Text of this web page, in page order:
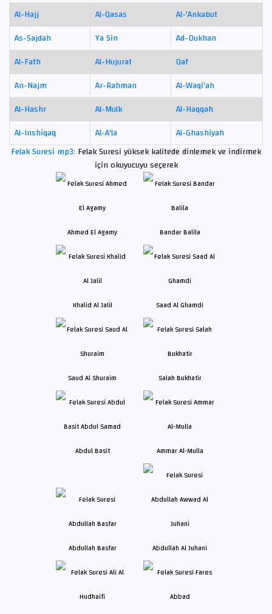
Al-Hajj
Al-Qasas
Al-'Ankabut
As-Sajdah
Ya Sin
Ad-Dukhan
Al-Fath
Al-Hujurat
Qaf
An-Najm
Ar-Rahman
Al-Waqi'ah
Al-Hashr
Al-Mulk
Al-Haqqah
Al-Inshiqaq
Al-A'la
Al-Ghashiyah
Felak Suresi mp3: Felak Suresi yüksek kalitede dinlemek ve indirmek
için okuyucuyu seçerek
Ahmed El Agamy Bandar Balila
Khalid Al Jalil Saad Al Ghamdi
Saud Al Shuraim Salah Bukhatir
Abdul Basit Ammar Al-Mulla
Abdullah Basfar Abdullah Al Juhani